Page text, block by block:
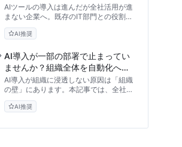
を最大化する推進体制の作り方
AIツールの導入は進んだが全社活用が進
まない企業へ。既存のIT部門との役割重
複を防ぎ、現場を巻き込むAI CoE（推
進組織）の設計方法を、180日ロードマ
す。
AI推奨
AI導入が一部の部署で止まってい
ませんか？組織全体を自動化へ導
くAI CoE構築術
AI導入が組織に浸透しない原因は「組織
の壁」にあります。本記事では、全社的
な業務自動化を牽引する司令塔「AI
CoE」の4つの組織モデル、業務選定フ
践的な構築手順を専門家の視点から解説
AI推奨